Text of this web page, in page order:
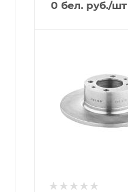
0 бел. руб./шт